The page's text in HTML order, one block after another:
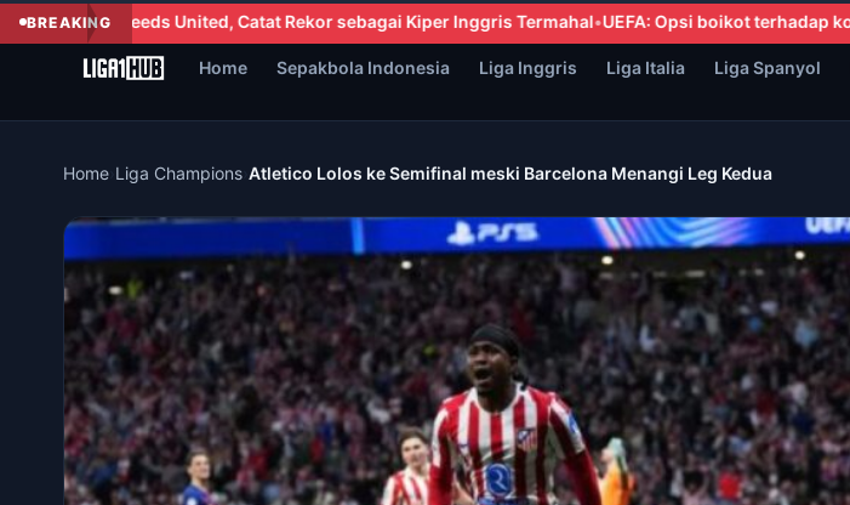
BREAKING
Rekor sebagai Kiper Inggris Termahal UEFA: Opsi boikot terhadap kompetisi FIFA masih terbuka
Home Sepakbola Indonesia Liga Inggris Liga Italia Liga Spanyol
Home Liga Champions Atletico Lolos ke Semifinal meski Barcelona Menangi Leg Kedua